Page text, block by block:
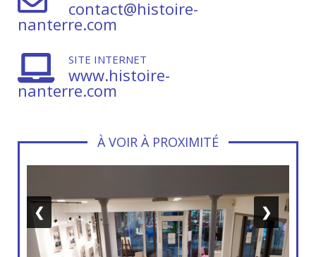
contact@histoire-
nanterre.com
SITE INTERNET
www.histoire-
nanterre.com
À VOIR À PROXIMITÉ
❮ ❯